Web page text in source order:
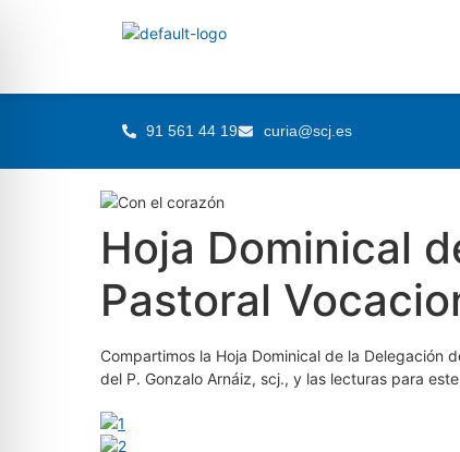
91 561 44 19 curia@scj.es
Hoja Dominical
Pastoral
Compartimos la Hoja Dominical de la Delegación
del P. Gonzalo Arnáiz, scj., y las lecturas para